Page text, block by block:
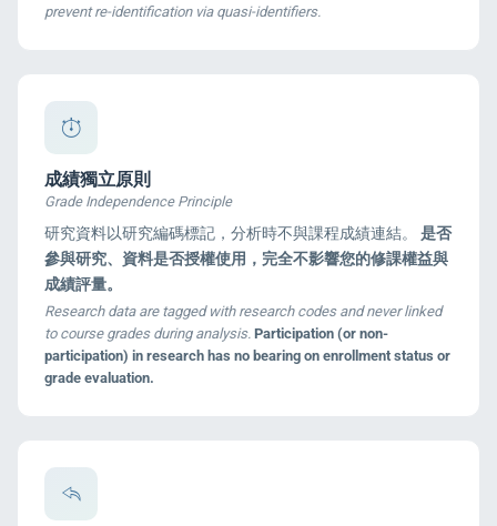
prevent re-identification via quasi-identifiers.
成績獨立原則
Grade Independence Principle
研究資料以研究編碼標記，分析時不與課程成績連結。 是否
參與研究、資料是否授權使用，完全不影響您的修課權益與
成績評量。
Research data are tagged with research codes and never linked
to course grades during analysis. Participation (or non-
participation) in research has no bearing on enrollment status or
grade evaluation.